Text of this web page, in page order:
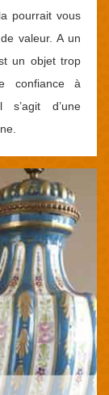
pourrait vous
valeur. A un
un objet trop
confiance à
s’agit d’une